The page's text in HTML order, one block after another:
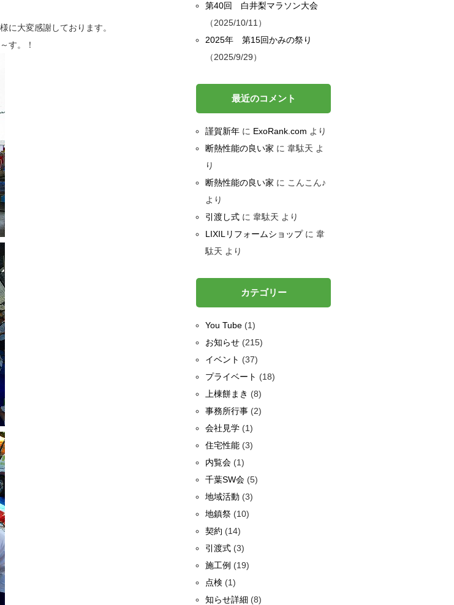
に大変感謝しております。
す。！
第40回 白井梨マラソン大会
2025/10/11
2025年 第15回かみの祭り
2025/9/29
最近のコメント
謹賀新年 に ExoRank.com より
断熱性能の良い家 に 韋駄天 よ
り
断熱性能の良い家 に こんこん♪
より
引渡し式 に 韋駄天 より
LIXILリフォームショップに 韋
駄天 より
カテゴリー
You Tube (1)
お知らせ (215)
イベント (37)
プライベート (18)
上棟餅まき (8)
事務所行事 (2)
会社見学 (1)
住宅性能 (3)
内覧会 (1)
千葉SW会 (5)
地域活動 (3)
地鎮祭 (10)
契約 (14)
引渡式 (3)
施工例 (19)
点検 (1)
知らせ詳細 (8)